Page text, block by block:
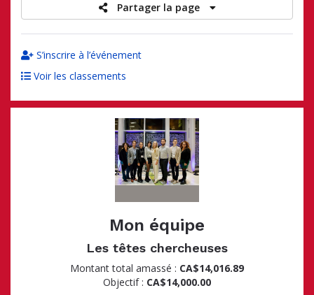
Partager la page
S’inscrire à l’événement
Voir les classements
Mon équipe
Les têtes chercheuses
Montant total amassé : CA$14,016.89
Objectif : CA$14,000.00